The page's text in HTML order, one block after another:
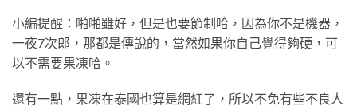
小編提醒：啪啪雖好，但是也要節制哈，因為你不是機器，
一夜7次郎，那都是傳說的，當然如果你自己覺得夠硬，可
以不需要果凍哈。
還有一點，果凍在泰國也算是網紅了，所以不免有些不良人